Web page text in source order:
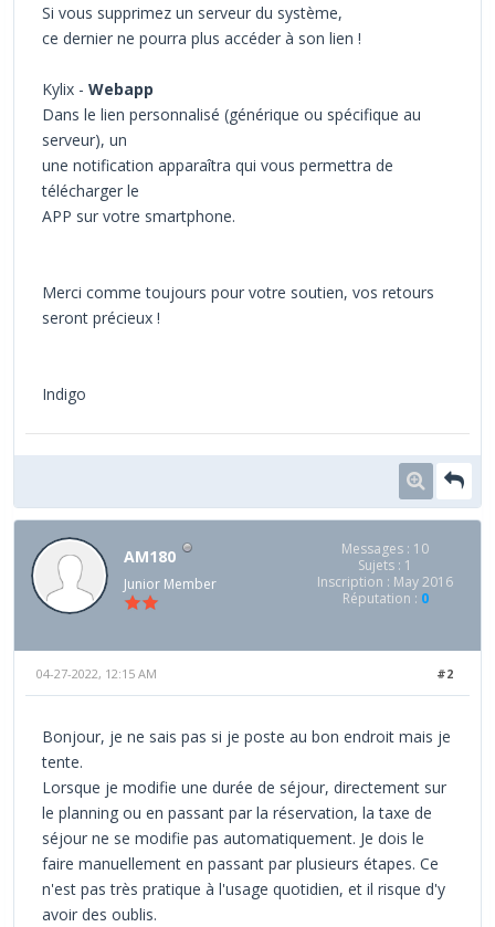
Si vous supprimez un serveur du système,
ce dernier ne pourra plus accéder à son lien !
Kylix - Webapp
Dans le lien personnalisé (générique ou spécifique au
serveur), un
une notification apparaîtra qui vous permettra de
télécharger le
APP sur votre smartphone.
Merci comme toujours pour votre soutien, vos retours
seront précieux !
Indigo
AM180
Junior Member
Messages : 10
Sujets : 1
Inscription : May 2016
Réputation : 0
#2
04-27-2022, 12:15 AM
Bonjour, je ne sais pas si je poste au bon endroit mais je
tente.
Lorsque je modifie une durée de séjour, directement sur
le planning ou en passant par la réservation, la taxe de
séjour ne se modifie pas automatiquement. Je dois le
faire manuellement en passant par plusieurs étapes. Ce
n'est pas très pratique à l'usage quotidien, et il risque d'y
avoir des oublis.